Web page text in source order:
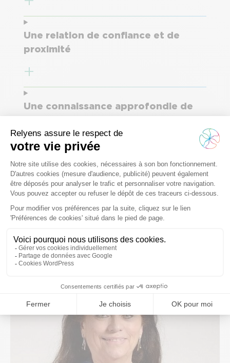
Une relation de confiance et de
proximité
Une connaissance approfondie de
La confiance d’un partenaire
responsable